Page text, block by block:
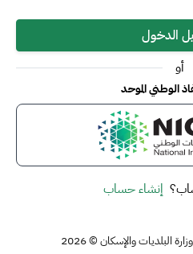
الدخول
أو
الوطني الموحد
إنشاء حساب
والإسكان © 2026